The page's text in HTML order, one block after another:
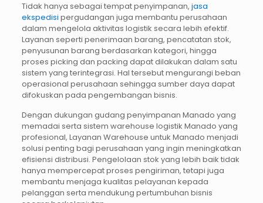
Tidak hanya sebagai tempat penyimpanan, jasa
ekspedisi pergudangan juga membantu perusahaan
dalam mengelola aktivitas logistik secara lebih efektif.
Layanan seperti penerimaan barang, pencatatan stok,
penyusunan barang berdasarkan kategori, hingga
proses picking dan packing dapat dilakukan dalam satu
sistem yang terintegrasi. Hal tersebut mengurangi beban
operasional perusahaan sehingga sumber daya dapat
difokuskan pada pengembangan bisnis.
Dengan dukungan gudang penyimpanan Manado yang
memadai serta sistem warehouse logistik Manado yang
profesional, Layanan Warehouse untuk Manado menjadi
solusi penting bagi perusahaan yang ingin meningkatkan
efisiensi distribusi. Pengelolaan stok yang lebih baik tidak
hanya mempercepat proses pengiriman, tetapi juga
membantu menjaga kualitas pelayanan kepada
pelanggan serta mendukung pertumbuhan bisnis